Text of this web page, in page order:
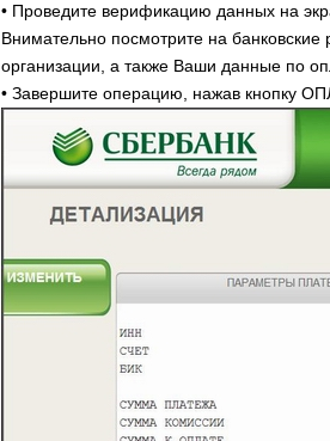
• Проведите верификацию данных на
Внимательно посмотрите на
организации, а также Ваши данные по
• Завершите операцию, нажав кнопку